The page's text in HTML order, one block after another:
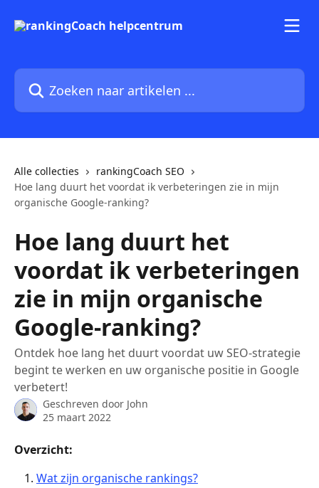
Zoeken naar artikelen ...
Alle collecties
rankingCoach SEO
Hoe lang duurt het voordat ik verbeteringen zie in mijn
organische Google-ranking?
Hoe lang duurt het
voordat ik verbeteringen
zie in mijn organische
Google-ranking?
Ontdek hoe lang het duurt voordat uw SEO-strategie
begint te werken en uw organische positie in Google
verbetert!
Geschreven door John
25 maart 2022
Overzicht:
Wat zijn organische rankings?